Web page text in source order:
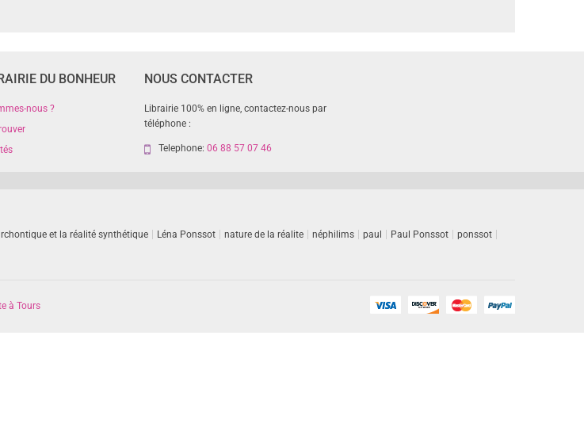
DU BONHEUR
nous ?
NOUS CONTACTER
Librairie 100% en ligne, contactez-nous par
téléphone :
Telephone: 06 88 57 07 46
et la réalité synthétique Léna Ponssot nature de la réalite néphilims paul Paul Ponssot
ponssot
à Tours